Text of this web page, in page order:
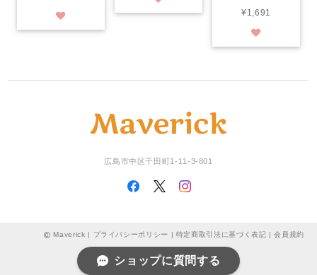
¥1,691
広島市中区千田町1-11-3-801
Maverick | プライバシーポリシー | 特定商取引法に基づく表記 |会員規約
ショップに質問する